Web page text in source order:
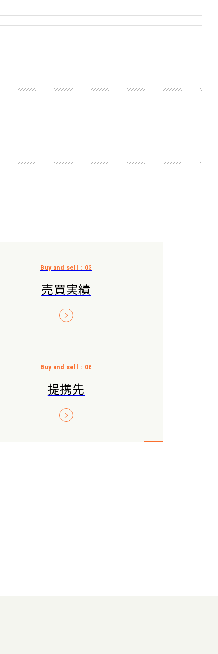
売買実績
提携先